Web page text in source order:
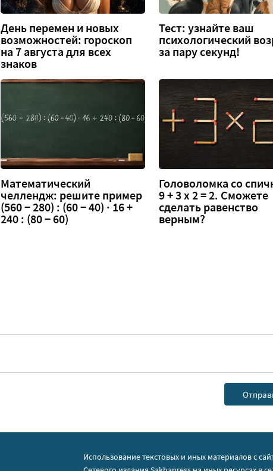
День перемен и новых
возможностей: гороскоп
на 7 августа для всех
знаков
Тест: узнайте ваш
психологический
за пару секунд!
Математический
челлендж: решите пример
(560 − 280) : (60 − 40) · 16 +
240 : (80 − 60)
Головоломка со
9 + 3 х 2 = 2. Сможете
сделать равенство
верным?
Использование текстовых и иных материалов с